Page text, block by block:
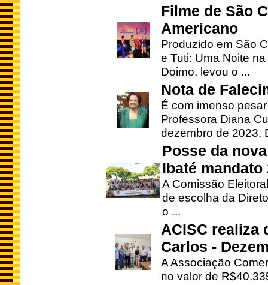
Filme de São
Americano
Produzido em São
e Tuti: Uma Noite
Doimo, levou o ...
Nota de
É com imenso
Professora Diana
dezembro de 2023.
Posse da
Ibaté mandato
A Comissão
de escolha da
o ...
ACISC realiza
Carlos -
A Associação
no valor de